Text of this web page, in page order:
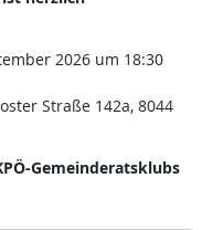
2026 um 18:30
Straße 142a, 8044
Gemeinderatsklubs